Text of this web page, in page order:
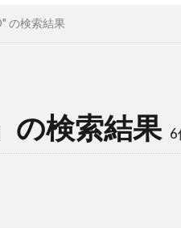
の検索結果
の検索結果 6